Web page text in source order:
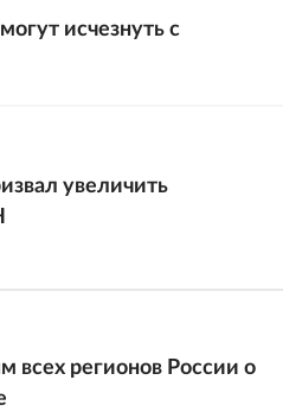
исчезнуть с
увеличить
всех регионов России о